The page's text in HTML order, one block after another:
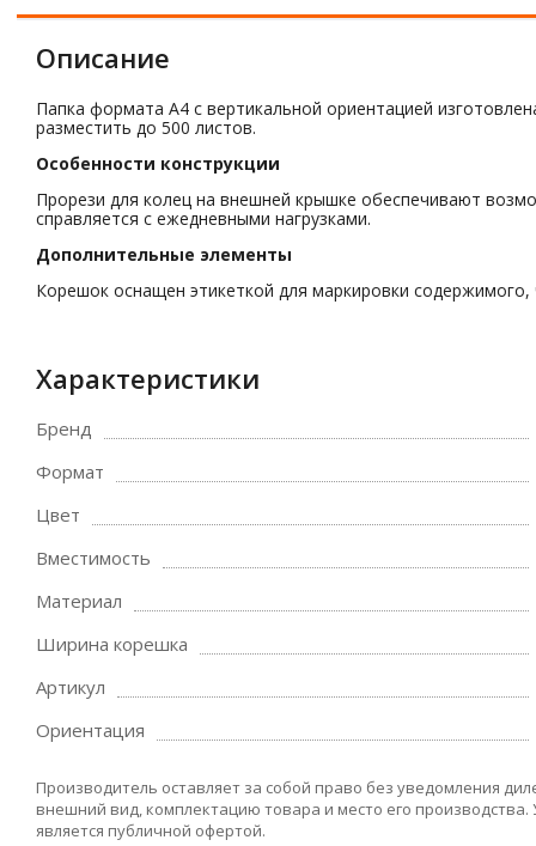
Описание
Папка формата А4 с вертикальной ориентацией
разместить до 500 листов.
Особенности конструкции
Прорези для колец на внешней крышке обеспечивают
справляется с ежедневными нагрузками.
Дополнительные элементы
Корешок оснащен этикеткой для маркировки
Характеристики
Бренд
Формат
Цвет
Вместимость
Материал
Ширина корешка
Артикул
Ориентация
Производитель оставляет за собой право без уведомления
внешний вид, комплектацию товара и место его
является публичной офертой.